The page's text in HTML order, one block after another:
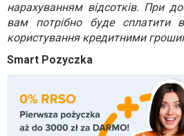
нарахуванням відсотків. При
вам потрібно буде сплатити
користування кредитними
Smart Pozyczka